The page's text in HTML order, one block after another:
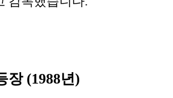
장 (1988년)